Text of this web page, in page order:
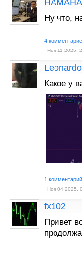
HAMAHA
Ну что,
4
Ноя 11 2025,
Какое у
1 комментарий
Ноя 04 2025,
fx102
Привет